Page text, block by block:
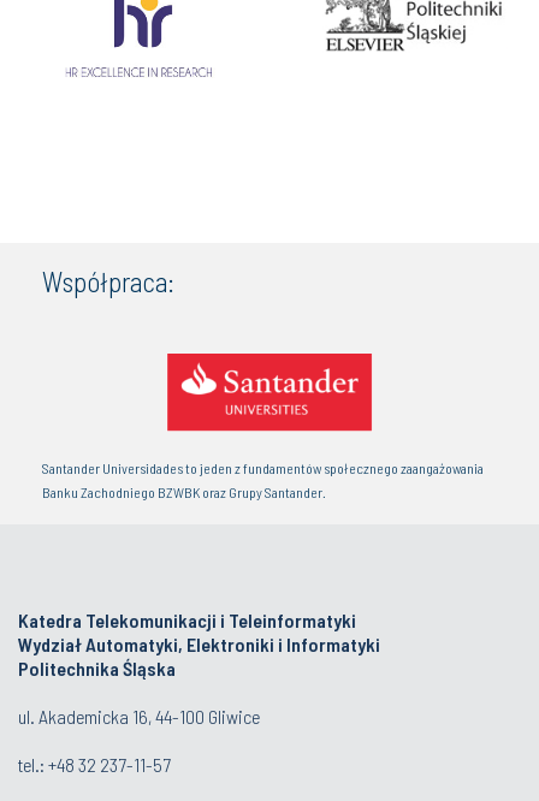
Współpraca:
Santander Universidades to jeden z fundamentów społecznego zaangażowania
Banku Zachodniego BZWBK oraz Grupy Santander.
Katedra Telekomunikacji i Teleinformatyki
Wydział Automatyki, Elektroniki i Informatyki
Politechnika Śląska
ul. Akademicka 16, 44-100 Gliwice
tel.: +48 32 237-11-57